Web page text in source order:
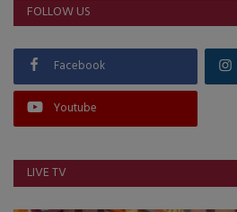
FOLLOW US
Facebook
Youtube
LIVE TV